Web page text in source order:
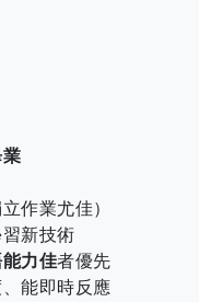
立作業尤佳）
新技術
力佳者優先
能即時反應